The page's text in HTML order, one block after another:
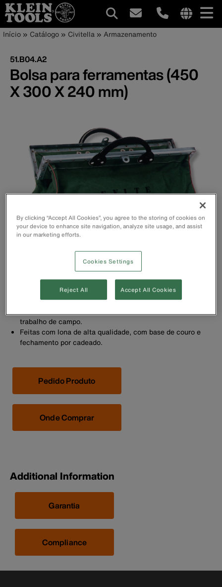
Pular
conteúdo
principal
Navegação
principal
Trilha
de
navegação
Início Catálogo Civitella Armazenamento
51.B04.A2
Bolsa para ferramentas (450
X 300 X 240 mm)
trabalho de campo.
Feitas com lona de alta qualidade, com base de couro e
fechamento por cadeado.
Pedido Produto
Onde Comprar
Additional Information
Garantia
Compliance
By clicking “Accept All Cookies”, you agree to the storing of cookies on
your device to enhance site navigation, analyze site usage, and assist
in our marketing efforts.
Cookies Settings
Reject All Accept All Cookies